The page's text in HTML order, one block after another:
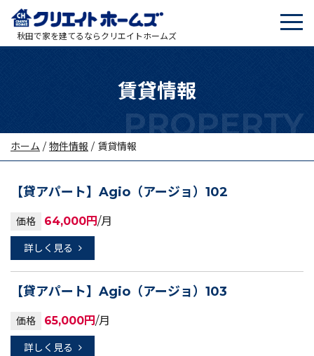
メインナビゲーション
秋田で家を建てるならクリエイトホームズ
賃貸情報
ホーム / 物件情報 / 賃貸情報
【貸アパート】Agio（アージョ）102
価格 64,000円/月
詳しく見る
【貸アパート】Agio（アージョ）103
価格 65,000円/月
詳しく見る